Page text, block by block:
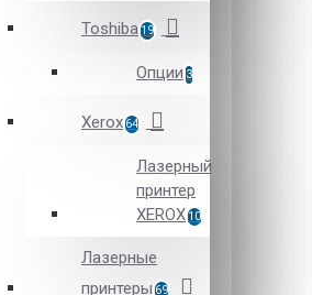
Toshiba19
Опции 3
Xerox64
Лазерный
принтер
XEROX10
Лазерные
принтеры 69